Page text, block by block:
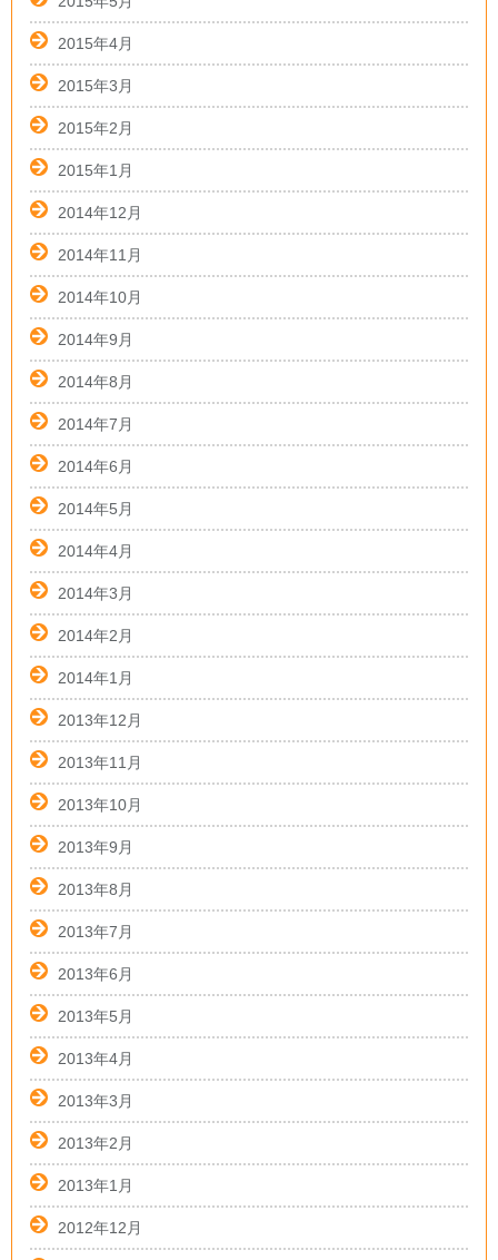
2015年4月
2015年3月
2015年2月
2015年1月
2014年12月
2014年11月
2014年10月
2014年9月
2014年8月
2014年7月
2014年6月
2014年5月
2014年4月
2014年3月
2014年2月
2014年1月
2013年12月
2013年11月
2013年10月
2013年9月
2013年8月
2013年7月
2013年6月
2013年5月
2013年4月
2013年3月
2013年2月
2013年1月
2012年12月